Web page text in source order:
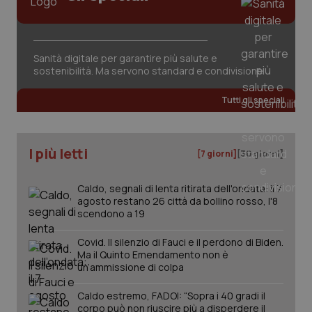
Sangue & coagulazione
Tiroide
Tumore ovarico
Tumori del Polmone & Testa Collo
Tumori gastrointestinali
Ulcera & Reflusso
Vaccini
Sanità digitale per garantire più salute e
sostenibilità. Ma servono standard e condivisione
Tutti gli speciali
I più letti [7 giorni] [30 giorni]
Caldo, segnali di lenta ritirata dell'ondata: il 7
agosto restano 26 città da bollino rosso, l'8
scendono a 19
Covid. Il silenzio di Fauci e il perdono di Biden.
Ma il Quinto Emendamento non è
un’ammissione di colpa
Caldo estremo, FADOI: “Sopra i 40 gradi il
corpo può non riuscire più a disperdere il
www.quotidianosanita.it